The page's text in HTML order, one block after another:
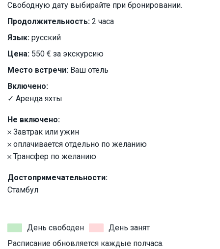
Свободную дату выбирайте при бронировании.
Продолжительность: 2 часа
Язык: русский
Цена: 550 € за экскурсию
Место встречи: Ваш отель
Включено:
✓ Аренда яхты
Не включено:
𐄂 Завтрак или ужин
𐄂 оплачивается отдельно по желанию
𐄂 Трансфер по желанию
Достопримечательности:
Стамбул
День свободен
День занят
Расписание обновляется каждые полчаса.